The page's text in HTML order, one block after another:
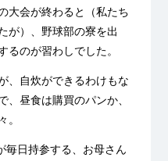
大会が終わると（私たち
が）、野球部の寮を出
るのが習わしでした。
、自炊ができるわけもな
、昼食は購買のパンか、
。
日持参する、お母さん